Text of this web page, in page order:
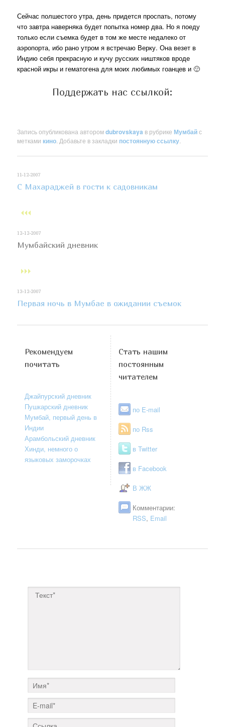
Сейчас полшестого утра, день придется проспать, потому
что завтра наверняка будет попытка номер два. Но я поеду
только если съемка будет в том же месте недалеко от
аэропорта, ибо рано утром я встречаю Верку. Она везет в
Индию себя прекрасную и кучу русских ништяков вроде
красной икры и гематогена для моих любимых гоанцев и 🙂
Поддержать нас ссылкой:
Запись опубликована авторомdubrovskaya в рубрикеМумбайс
метками кино . Добавьте в закладки постоянную ссылку
11-12-2007
С Махараджей в гости к садовникам
12-12-2007
Мумбайский дневник
13-12-2007
Первая ночь в Мумбае в ожидании съемок
Рекомендуем
почитать
Джайпурский дневник
Пушкарский дневник
Мумбай, первый день в
Индии
Арамбольский дневник
Хинди, немного о
языковых заморочках
Стать нашим
постоянным
читателем
по E-mail
по Rss
в Twitter
в Facebook
В ЖЖ
Комментарии:
RSS, Email